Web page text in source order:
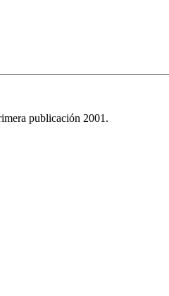
publicación 2001.